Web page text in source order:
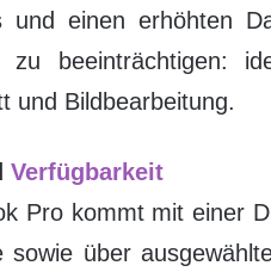
und einen erhöhten
zu beeinträchtigen:
und Bildbearbeitung.
Verfügbarkeit
Pro kommt mit einer
sowie über